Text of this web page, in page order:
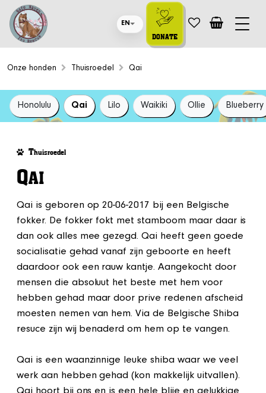
EN
DONATE
Onze honden Thuisroedel Qai
Honolulu Qai Lilo Waikiki Ollie Blueberry
Thuisroedel
QAI
Qai is geboren op 20-06-2017 bij een Belgische
fokker. De fokker fokt met stamboom maar daar is
dan ook alles mee gezegd. Qai heeft geen goede
socialisatie gehad vanaf zijn geboorte en heeft
daardoor ook een rauw kantje. Aangekocht door
mensen die absoluut het beste met hem voor
hebben gehad maar door prive redenen afscheid
moesten nemen van hem. Via de Belgische Shiba
resuce zijn wij benaderd om hem op te vangen.
Qai is een waanzinnige leuke shiba waar we veel
werk aan hebben gehad (kon makkelijk uitvallen).